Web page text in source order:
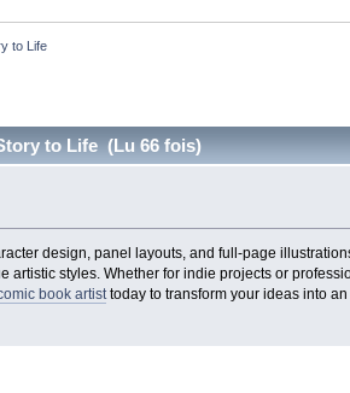
to Life
to Life (Lu 66 fois)
design, panel layouts, and full-page
styles. Whether for indie projects or
book artisttoday to transform your ideas into